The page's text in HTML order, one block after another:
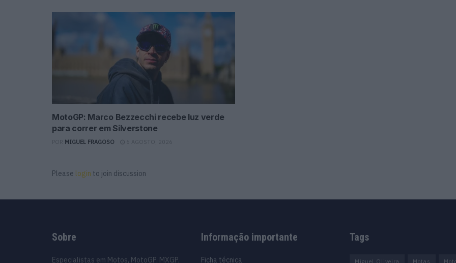
MotoGP: Marco Bezzecchi recebe luz verde
para correr em Silverstone
MIGUEL FRAGOSO 6 AGOSTO, 2026
Please login to join discussion
Sobre
Especialistas em Motos, MotoGP, MXGP,
Informação importante
Ficha técnica
Tags
Miguel Oliveira Motas